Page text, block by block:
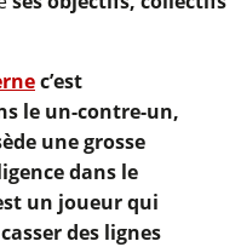
c’est
le un-contre-un,
une grosse
dans le
un joueur qui
des lignes